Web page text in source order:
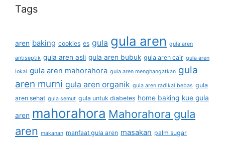
Tags
aren baking cookies es gula gula aren gula aren
antiseptik gula aren asli gula aren bubuk gula aren cair gula aren
lokal gula aren mahorahora gula aren menghangatkan gula
aren murni gula aren organik gula aren radikal bebas gula
aren sehat gula semut gula untuk diabetes home baking kue gula
aren mahorahora Mahorahora gula
aren makanan manfaat gula aren masakan palm sugar